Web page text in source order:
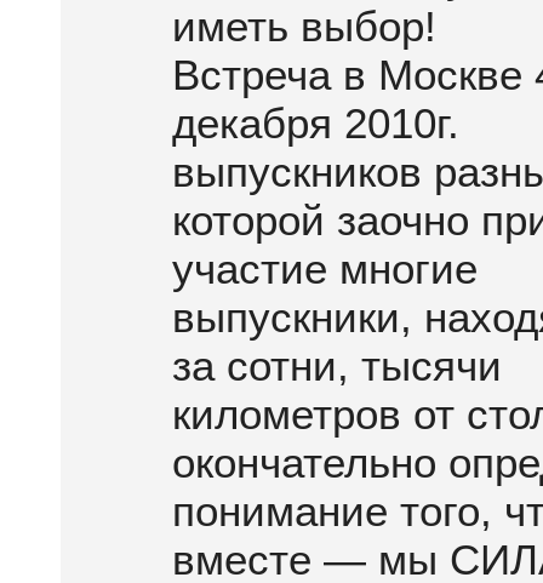
иметь выбор!
Встреча в Москве
декабря 2010г.
выпускников
которой заочно
участие многие
выпускники,
за сотни, тысячи
километров от
окончательно
понимание того,
вместе — мы